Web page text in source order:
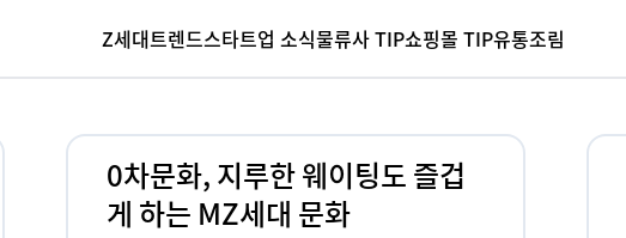
Z세대트렌드스타트업 소식물류사 TIP쇼핑몰 TIP유통조림
0차문화, 지루한 웨이팅도 즐겁
게 하는 MZ세대 문화